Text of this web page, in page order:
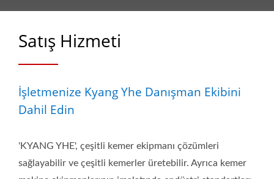
Teslim Süreleri - Kyang Yhe
Satış Hizmeti
İşletmenize Kyang Yhe Danışman Ekibini
Dahil Edin
'KYANG YHE', çeşitli kemer ekipmanı çözümleri
sağlayabilir ve çeşitli kemerler üretebilir. Ayrıca kemer